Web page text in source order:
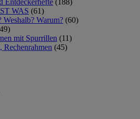
WAS (61)
Weshalb? Warum? (60)
mit Spurrillen (11)
Rechenrahmen (45)